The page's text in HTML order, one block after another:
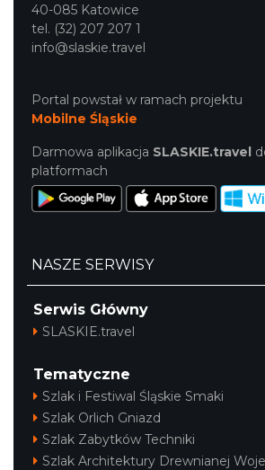
40-085 Katowice
tel. (32) 207 207 1
info@slaskie.travel
Portal powstał w ramach projektu
Mobilne Śląskie
Darmowa aplikacja SLASKIE.travel
platformach
NASZE SERWISY
Serwis Główny
SLASKIE.travel
Tematyczne
Szlak i Festiwal Śląskie Smaki
Szlak Orlich Gniazd
Szlak Zabytków Techniki
Szlak Architektury Drewnianej